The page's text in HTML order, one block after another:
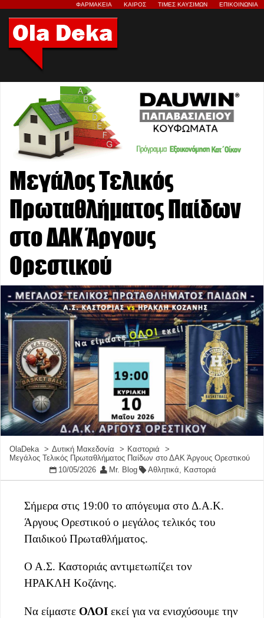
ΦΑΡΜΑΚΕΙΑ ΚΑΙΡΟΣ ΤΙΜΕΣ ΚΑΥΣΙΜΩΝ ΕΠΙΚΟΙΝΩΝΙΑ
Μεγάλος Τελικός
Πρωταθλήματος Παίδων
στο ΔΑΚ Άργους
Ορεστικού
OlaDeka Δυτική Μακεδονία
Καστοριά
Μεγάλος Τελικός Πρωταθλήματος Παίδων στο ΔΑΚ Άργους Ορεστικού
10/05/2026
Mr. Blog Αθλητικά, Καστοριά
Σήμερα στις 19:00 το απόγευμα στο Δ.Α.Κ.
Άργους Ορεστικού ο μεγάλος τελικός του
Παιδικού Πρωταθλήματος.
Ο Α.Σ. Καστοριάς αντιμετωπίζει τον
ΗΡΑΚΛΗ Κοζάνης.
Να είμαστε ΟΛΟΙ εκεί για να ενισχύσουμε την